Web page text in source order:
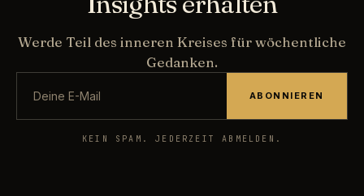
Werde Teil des inneren Kreises für wöchentliche
Gedanken.
ABONNIEREN
KEIN SPAM. JEDERZEIT ABMELDEN.